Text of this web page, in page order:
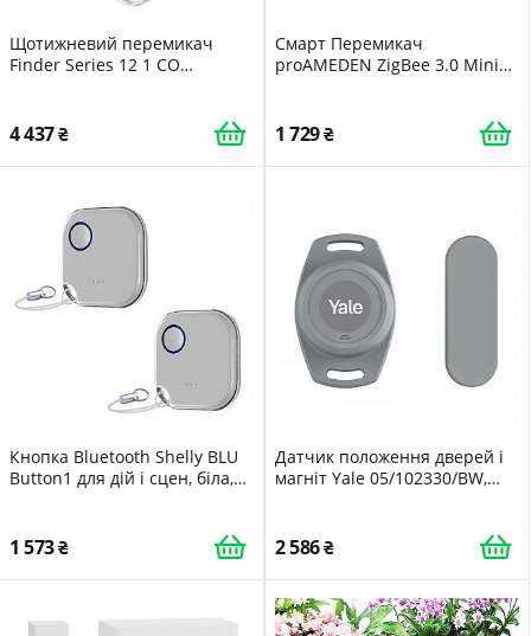
Щотижневий перемикач
Finder Series 12 1 CO
4 437
Смарт Перемикач
proAMEDEN ZigBee 3.0 Mini
1 729
Кнопка Bluetooth Shelly BLU
Button1 для дій і сцен, біла,
1 573
Датчик положення дверей і
магніт Yale 05/102330/BW,
Opener, для гаражних воріт і
2 586